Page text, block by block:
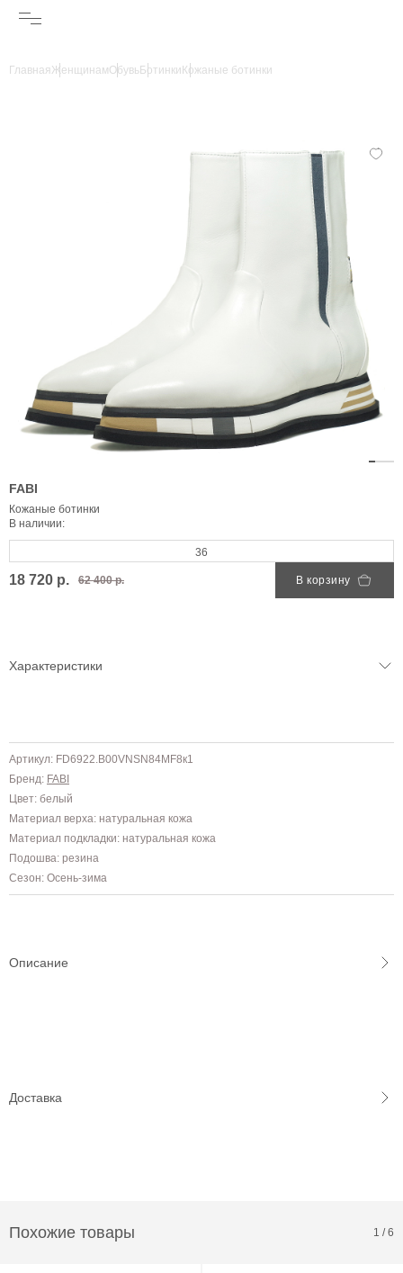
ГлавнаяЖенщинамОбувьБотинки Кожаные ботинки
FABI
Кожаные ботинки
В наличии:
36
18 720 р. 62 400 р. В корзину
Характеристики
Артикул: FD6922.B00VNSN84MF8к1
Бренд: FABI
Цвет: белый
Материал верха: натуральная кожа
Материал подкладки: натуральная кожа
Подошва: резина
Сезон: Осень-зима
Описание
Доставка
Похожие товары 1 /6